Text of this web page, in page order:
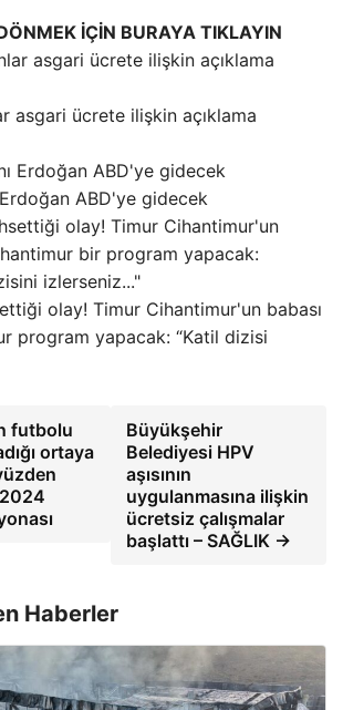
İÇİN BURAYA TIKLAYIN
asgari ücrete ilişkin açıklama
ABD'ye gidecek
olay! Timur Cihantimur'un babası
program yapacak: “Katil dizisi
futbolu
ortaya
Büyükşehir
Belediyesi HPV
aşısının
uygulanmasına ilişkin
ücretsiz çalışmalar
başlattı – SAĞLIK →
Haberler